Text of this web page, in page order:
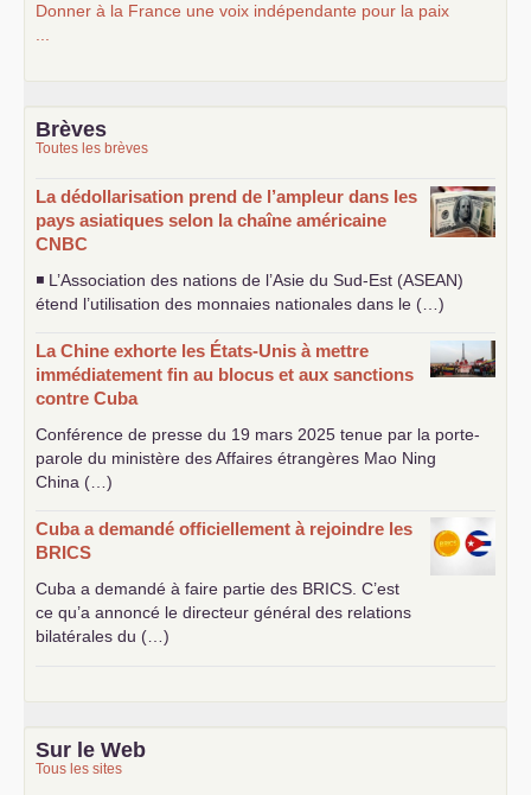
Donner à la France une voix indépendante pour la paix
...
Brèves
Toutes les brèves
La dédollarisation prend de l’ampleur dans les
pays asiatiques selon la chaîne américaine
CNBC
◾ L’Association des nations de l’Asie du Sud-Est (ASEAN)
étend l’utilisation des monnaies nationales dans le (…)
La Chine exhorte les États-Unis à mettre
immédiatement fin au blocus et aux sanctions
contre Cuba
Conférence de presse du 19 mars 2025 tenue par la porte-
parole du ministère des Affaires étrangères Mao Ning
China (…)
Cuba a demandé officiellement à rejoindre les
BRICS
Cuba a demandé à faire partie des BRICS. C’est
ce qu’a annoncé le directeur général des relations
bilatérales du (…)
Sur le Web
Tous les sites